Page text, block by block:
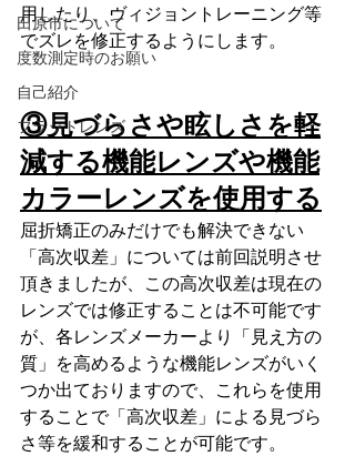
田原市について
度数測定時のお願い
自己紹介
フラットレンズ
用したり、ヴィジョントレーニング等
でズレを修正するようにします。
③見づらさや眩しさを軽
減する機能レンズや機能
カラーレンズを使用する
屈折矯正のみだけでも解決できない
「高次収差」については前回説明させ
頂きましたが、この高次収差は現在の
レンズでは修正することは不可能です
が、各レンズメーカーより「見え方の
質」を高めるような機能レンズがいく
つか出ておりますので、これらを使用
することで「高次収差」による見づら
さ等を緩和することが可能です。